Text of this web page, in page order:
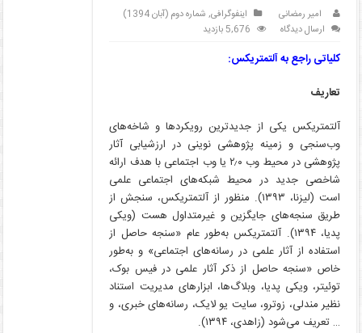
امیر رمضانی اینفوگرافی, شماره دوم (آبان 1394)
ارسال دیدگاه
5,676 بازدید
کلیاتی راجع به آلتمتریکس:
تعاریف
آلتمتریکس یکی از جدیدترین رویکردها و شاخه‌های
وب‌سنجی و زمینه پژوهشی نوینی در ارزشیابی آثار
پژوهشی در محیط وب ۲٫۰ یا وب اجتماعی با هدف ارائه
شاخصی جدید در محیط شبکه‌های اجتماعی علمی
است (لیزنا، ۱۳۹۳). منظور از آلتمتریکس، سنجش از
طریق سنجه‌های جایگزین و غیرمتداول هست (ویکی
پدیا، ۱۳۹۴). آلتمتریکس به‌طور عام «سنجه حاصل از
استفاده از آثار علمی در رسانه‌های اجتماعی» و به‌طور
خاص «سنجه حاصل از ذکر آثار علمی در فیس بوک،
توئیتر، ویکی پدیا، وبلاگ‌ها، ابزارهای مدیریت استناد
نظیر مندلی، زوترو، سایت یو لایک، رسانه‌های خبری، و
… تعریف می‌شود (زاهدی، ۱۳۹۴).